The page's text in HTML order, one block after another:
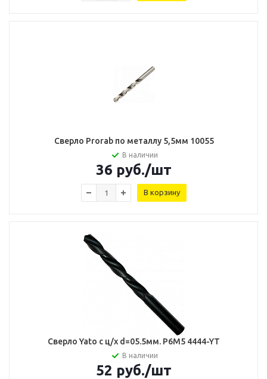
Сверло Prorab по металлу 5,5мм 10055
В наличии
36 руб./шт
В корзину
Сверло Yato с ц/х d=05.5мм. Р6М5 4444-YT
В наличии
52 руб./шт